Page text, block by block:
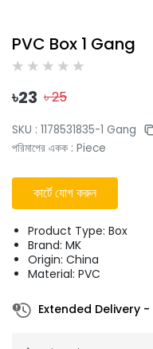
PVC Box 1 Gang
৳23 ৳25
SKU : 1178531835-1 Gang
পরিমাপের একক : Piece
কার্টে যোগ করুন
Product Type: Box
Brand: MK
Origin: China
Material: PVC
Extended Delivery -